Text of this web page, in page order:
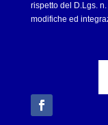
rispetto del D.Lgs.
modifiche ed